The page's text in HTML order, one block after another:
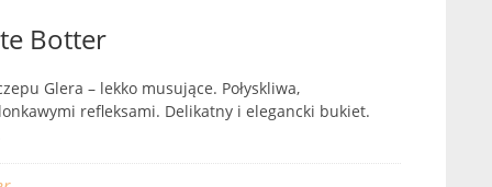
Botter
Glera – lekko musujące. Połyskliwa,
refleksami. Delikatny i elegancki bukiet.